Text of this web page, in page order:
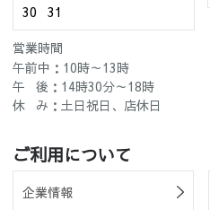
30
31
営業時間
午前中：10時～13時
午 後：14時30分～18時
休 み：土日祝日、店休日
ご利用について
企業情報